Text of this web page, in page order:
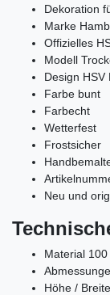
Dekoration
Marke
Offizielles
Modell
Design
Farbe bunt
Farbecht
Wetterfest
Frostsicher
Neu und
Material
Höhe /